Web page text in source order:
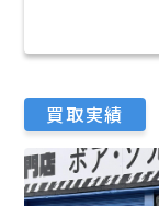
買取実績